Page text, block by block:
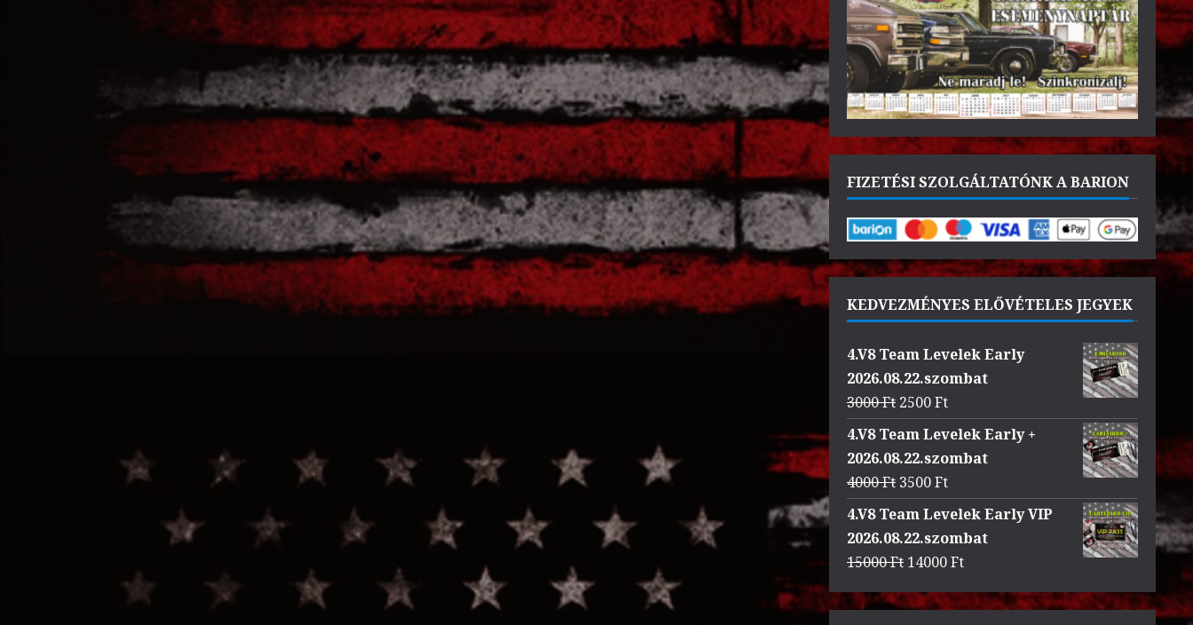
FIZETÉSI SZOLGÁLTATÓNK A BARION
KEDVEZMÉNYES ELŐVÉTELES JEGYEK
4.V8 Team Levelek Early
2026.08.22.szombat
3000Ft Original
price
was:
3000 Ft.
2500FtCurrent
price
4.V8 Team Levelek Early +
2026.08.22.szombat
4000Ft Original
price
was:
4000 Ft.
3500FtCurrent
price
3500 Ft.
4.V8 Team Levelek Early VIP
2026.08.22.szombat
15000Ft Original
was:
14000FtCurrent
is: